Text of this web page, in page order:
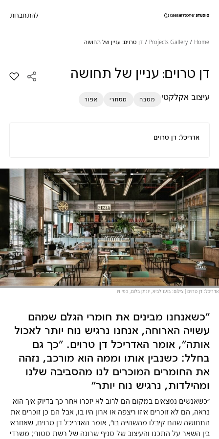
להתחברות
Home
Projects Gallery דן טרוים: עניין של תחושה
דן טרוים: עניין של תחושה הוסף
עיצוב אקלקטי מטבח מסחרי אפור
אדריכל: דן טרוים
אדריכל: דן טרוים | צילום: בועז לביא, יונתן בלום, כפי זיו
״כשאנחנו מבינים את חומרי הגלם שמהם
עשויה הארוחה, אנחנו נרגיש נוח יותר לאכול
אותה״, אומר האדריכל דן טרוים. ״כך גם
בחלל: כשנבין אותו וממה הוא מורכב, נזהה
את החומרים המוכרים לנו מהסביבה שלנו
ומהילדות, נרגיש נוח יותר״
״כשאנשים נמצאים במקום הם לרוב לא יזכרו אחר כך בדיוק איך הוא
נראה, הם לא זוכרים איזו ריצפה או ארון היו בו, אבל הם כן זוכרים את
התחושה שהם קיבלו מהשהייה בו״, אומר האדריכל דן טרוים, שאחראי
בין השאר על התכנו והעיצוב של סניף שרונה של רשת סטורי; משרדי